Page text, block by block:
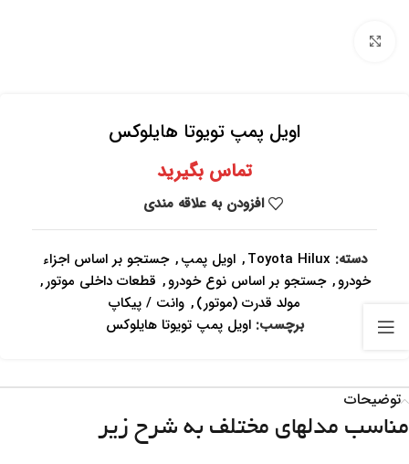
اویل پمپ تویوتا هایلوکس
تماس بگیرید
افزودن به علاقه مندی
دسته: Toyota Hilux
, اویل پمپ, جستجو بر اساس اجزاء
خودرو, جستجو بر اساس نوع خودرو, قطعات داخلی موتور,
مولد قدرت (موتور), وانت / پیکاپ
برچسب: اویل پمپ تویوتا هایلوکس
توضیحات
مناسب مدلهای مختلف به شرح زیر